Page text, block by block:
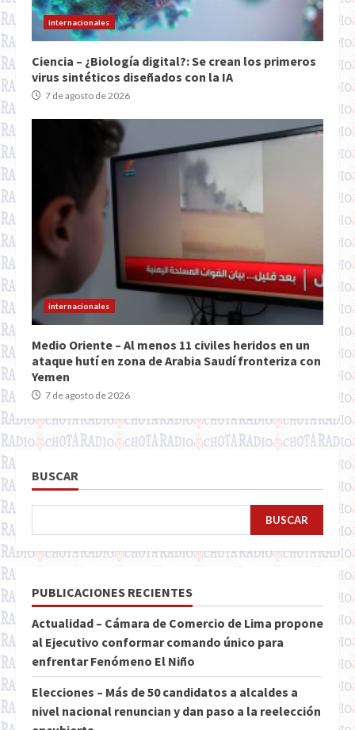
internacionales
Ciencia – ¿Biología digital?: Se crean los primeros
virus sintéticos diseñados con la IA
7 de agosto de 2026
internacionales
Medio Oriente – Al menos 11 civiles heridos en un
ataque hutí en zona de Arabia Saudí fronteriza con
Yemen
7 de agosto de 2026
BUSCAR
BUSCAR
PUBLICACIONES RECIENTES
Actualidad – Cámara de Comercio de Lima propone
al Ejecutivo conformar comando único para
enfrentar Fenómeno El Niño
Elecciones – Más de 50 candidatos a alcaldes a
nivel nacional renuncian y dan paso a la reelección